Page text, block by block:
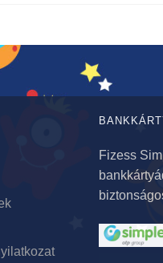
Fizess